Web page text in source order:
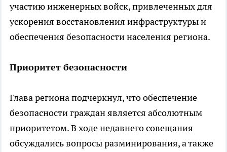
участию инженерных войск, привлеченных для
ускорения восстановления инфраструктуры и
обеспечения безопасности населения региона.
Приоритет безопасности
Глава региона подчеркнул, что обеспечение
безопасности граждан является абсолютным
приоритетом. В ходе недавнего совещания
обсуждались вопросы разминирования, а также